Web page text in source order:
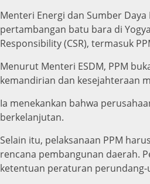
Menteri Energi dan Sumber Daya
pertambangan batu bara di
Responsibility (CSR), termasuk
Menurut Menteri ESDM, PPM
kemandirian dan kesejahteraan
Ia menekankan bahwa
berkelanjutan.
Selain itu, pelaksanaan PPM
rencana pembangunan daerah.
ketentuan peraturan perundang-